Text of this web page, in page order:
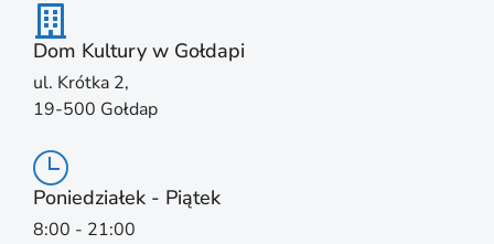
Dom Kultury w Gołdapi
ul. Krótka 2,
19-500 Gołdap
Poniedziałek - Piątek
8:00 - 21:00